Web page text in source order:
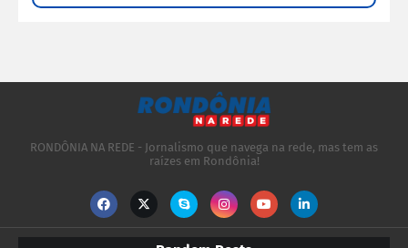
RONDÔNIA NA REDE - Jornalismo que navega na rede, mas tem as
raízes em Rondônia!